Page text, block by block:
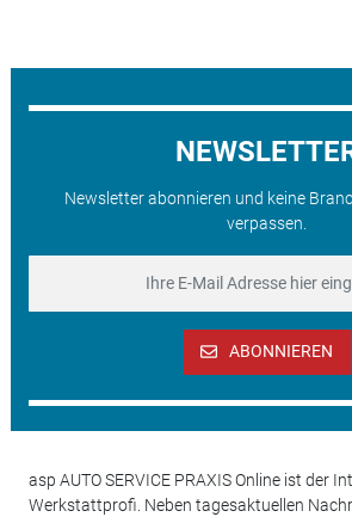
Newsletter abonnieren und keine
verpassen.
ABONNIEREN
asp AUTO SERVICE PRAXIS Online ist der
Werkstattprofi. Neben tagesaktuellen